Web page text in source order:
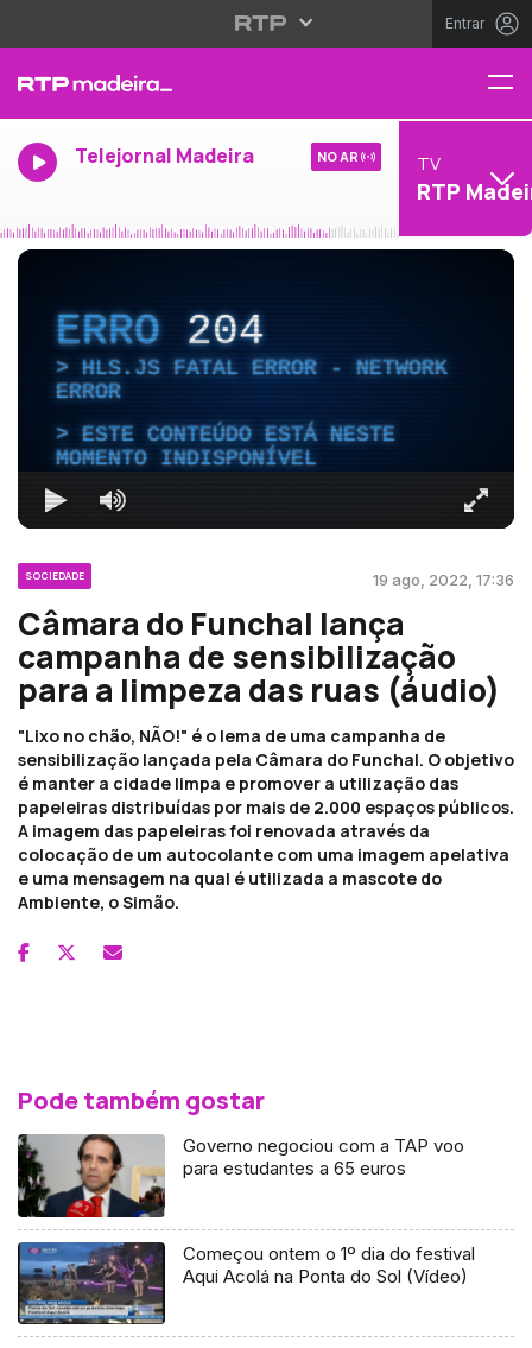
Entrar
Telejornal Madeira NO AR TV
RTP
ERRO204
HLS.JS FATAL ERROR - NETWORK
ERROR
ESTE CONTEÚDO ESTÁ NESTE
MOMENTO INDISPONÍVEL
SOCIEDADE 19 ago, 2022, 17:36
Câmara do Funchal lança
campanha de sensibilização
para a limpeza das ruas (áudio)
"Lixo no chão, NÃO!" é o lema de uma campanha de
sensibilização lançada pela Câmara do Funchal. O objetivo
é manter a cidade limpa e promover a utilização das
papeleiras distribuídas por mais de 2.000 espaços públicos.
A imagem das papeleiras foi renovada através da
colocação de um autocolante com uma imagem apelativa
e uma mensagem na qual é utilizada a mascote do
Ambiente, o Simão.
Pode também gostar
Governo negociou com a TAP voo
para estudantes a 65 euros
Começou ontem o 1º dia do festival
Aqui Acolá na Ponta do Sol (Vídeo)